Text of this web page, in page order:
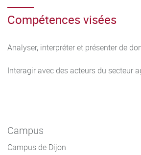
Compétences visées
Analyser, interpréter et présenter de
Interagir avec des acteurs du secteur
Campus
Campus de Dijon